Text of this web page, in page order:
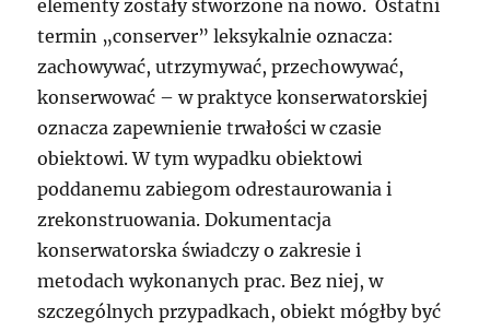
elementy zostały stworzone na nowo. Ostatni
termin „conserver” leksykalnie oznacza:
zachowywać, utrzymywać, przechowywać,
konserwować – w praktyce konserwatorskiej
oznacza zapewnienie trwałości w czasie
obiektowi. W tym wypadku obiektowi
poddanemu zabiegom odrestaurowania i
zrekonstruowania. Dokumentacja
konserwatorska świadczy o zakresie i
metodach wykonanych prac. Bez niej, w
szczególnych przypadkach, obiekt mógłby być